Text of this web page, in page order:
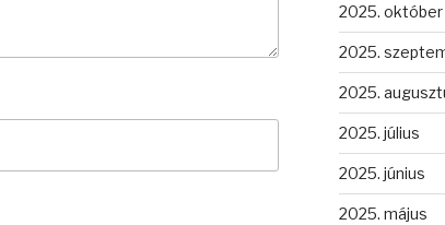
2025. október
2025.
2025.
2025. július
2025. június
2025. május